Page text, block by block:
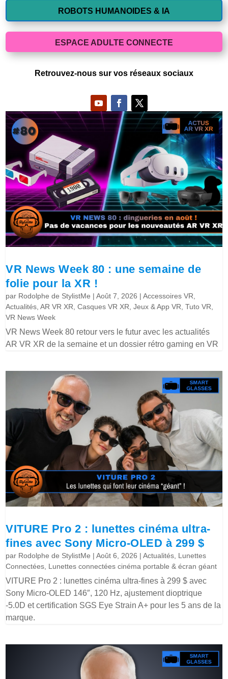
ROBOTS HUMANOIDES & IA
ESPACE ADULTE CONNECTE
Retrouvez-nous sur vos réseaux sociaux
VR News Week 80 : une semaine de
folie pour la XR !
par Rodolphe de StylistMe |Août 7, 2026 |Accessoires VR
Actualités ,AR VR XR ,Casques VR XR ,Jeux & App VR ,Tuto VR
VR News Week
VR News Week 80 retour vers le futur avec les actualités
AR VR XR de la semaine et un dossier rétro gaming en VR
VITURE Pro 2 : lunettes cinéma ultra-
fines avec Sony Micro-OLED à 299 $
par Rodolphe de StylistMe |Août 6, 2026 |Actualités Lunettes
Connectées Lunettes connectées cinéma portable & écran géant
VITURE Pro 2 : lunettes cinéma ultra-fines à 299 $ avec
Sony Micro-OLED 146″, 120 Hz, ajustement dioptrique
-5.0D et certification SGS Eye Strain A+ pour les 5 ans de la
marque.